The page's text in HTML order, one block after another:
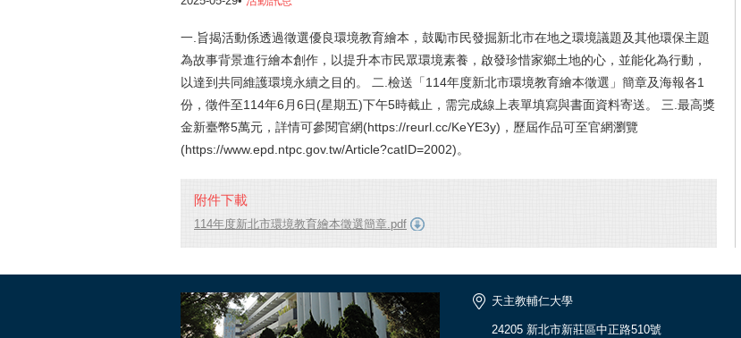
一.旨揭活動係透過徵選優良環境教育繪本，鼓勵市民發掘新北市在地之環境議題及其他環保主題
為故事背景進行繪本創作，以提升本市民眾環境素養，啟發珍惜家鄉土地的心，並能化為行動，
以達到共同維護環境永續之目的。 二.檢送「114年度新北市環境教育繪本徵選」簡章及海報各1
份，徵件至114年6月6日(星期五)下午5時截止，需完成線上表單填寫與書面資料寄送。 三.最高獎
金新臺幣5萬元，詳情可參閱官網(https://reurl.cc/KeYE3y)，歷屆作品可至官網瀏覽
(https://www.epd.ntpc.gov.tw/Article?catID=2002)。
附件下載
114年度新北市環境教育繪本徵選簡章.pdf
天主教輔仁大學
24205 新北市新莊區中正路510號